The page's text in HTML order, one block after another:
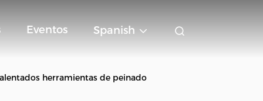
Eventos Spanish
herramientas de peinado